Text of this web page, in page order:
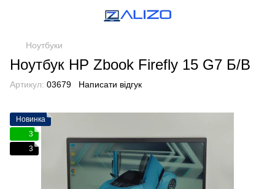
Ноутбуки
Ноутбук HP Zbook Firefly 15 G7 Б/В
Артикул: 03679 Написати відгук
Новинка
3
3